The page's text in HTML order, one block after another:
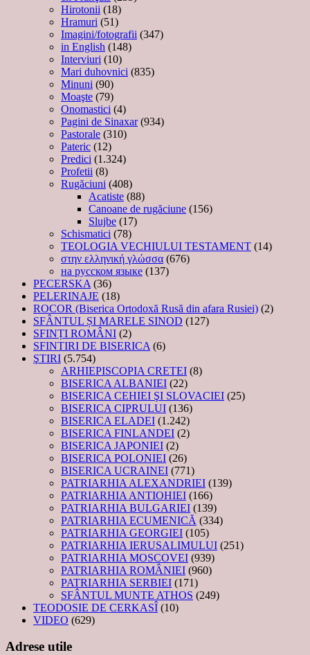
Hirotonii (18)
Hramuri (51)
Imagini/fotografii (347)
in English (148)
Interviuri (10)
Mari duhovnici (835)
Minuni (90)
Moaşte (79)
Onomastici (4)
Pagini de Sinaxar(934)
Pastorale (310)
Pateric (12)
Predici (1.324)
Profetii (8)
Rugăciuni (408)
Acatiste (88)
Canoane de rugăciune (156)
Slujbe (17)
Schismatici (78)
TEOLOGIA VECHIULUI TESTAMENT (14)
στην ελληνική γλώσσα (676)
на русском языке (137)
PECERSKA (36)
PELERINAJE (18)
ROCOR (Biserica Ortodoxă Rusă din afara Rusiei) (2)
SFÂNTUL ȘI MARELE SINOD (127)
SFINȚI ROMÂNI (2)
SFINTIRI DE BISERICA (6)
ŞTIRI (5.754)
ARHIEPISCOPIA CRETEI (8)
BISERICA ALBANIEI (22)
BISERICA CEHIEI ŞI SLOVACIEI (25)
BISERICA CIPRULUI (136)
BISERICA ELADEI (1.242)
BISERICA FINLANDEI (2)
BISERICA JAPONIEI (2)
BISERICA POLONIEI (26)
BISERICA UCRAINEI (771)
PATRIARHIA ALEXANDRIEI (139)
PATRIARHIA ANTIOHIEI (166)
PATRIARHIA BULGARIEI (139)
PATRIARHIA ECUMENICĂ (334)
PATRIARHIA GEORGIEI (105)
PATRIARHIA IERUSALIMULUI (251)
PATRIARHIA MOSCOVEI (939)
PATRIARHIA ROMÂNIEI (960)
PATRIARHIA SERBIEI (171)
SFÂNTUL MUNTE ATHOS (249)
TEODOSIE DE CERKASÎ (10)
VIDEO (629)
Adrese utile